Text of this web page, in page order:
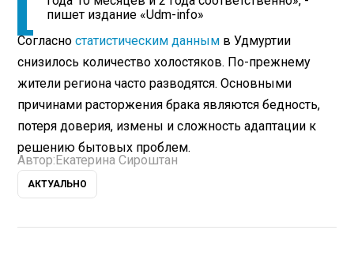
пишет издание «Udm-info»
Согласностатистическим данным в Удмуртии
снизилось количество холостяков. По-прежнему
жители региона часто разводятся. Основными
причинами расторжения брака являются бедность,
потеря доверия, измены и сложность адаптации к
решению бытовых проблем.
Автор: Екатерина Сироштан
АКТУАЛЬНО